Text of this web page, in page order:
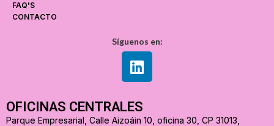
FAQ'S
CONTACTO
Síguenos en:
OFICINAS CENTRALES
Parque Empresarial, Calle Aizoáin 10, oficina 30, CP 31013,